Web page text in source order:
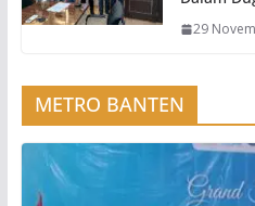
29
METRO BANTEN